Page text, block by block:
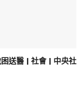
送醫 | 社會 | 中央社